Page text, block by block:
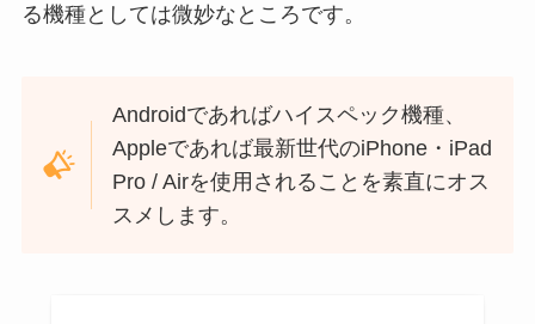
る機種としては微妙なところです。
Androidであればハイスペック機種、
Appleであれば最新世代のiPhone・iPad
Pro / Airを使用されることを素直にオス
スメします。